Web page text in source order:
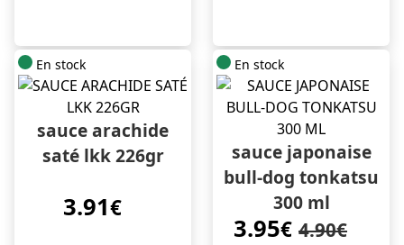
En stock
sauce arachide
saté lkk 226gr
3.91€
En stock
sauce japonaise
bull-dog tonkatsu
300 ml
3.95€ 4.90€